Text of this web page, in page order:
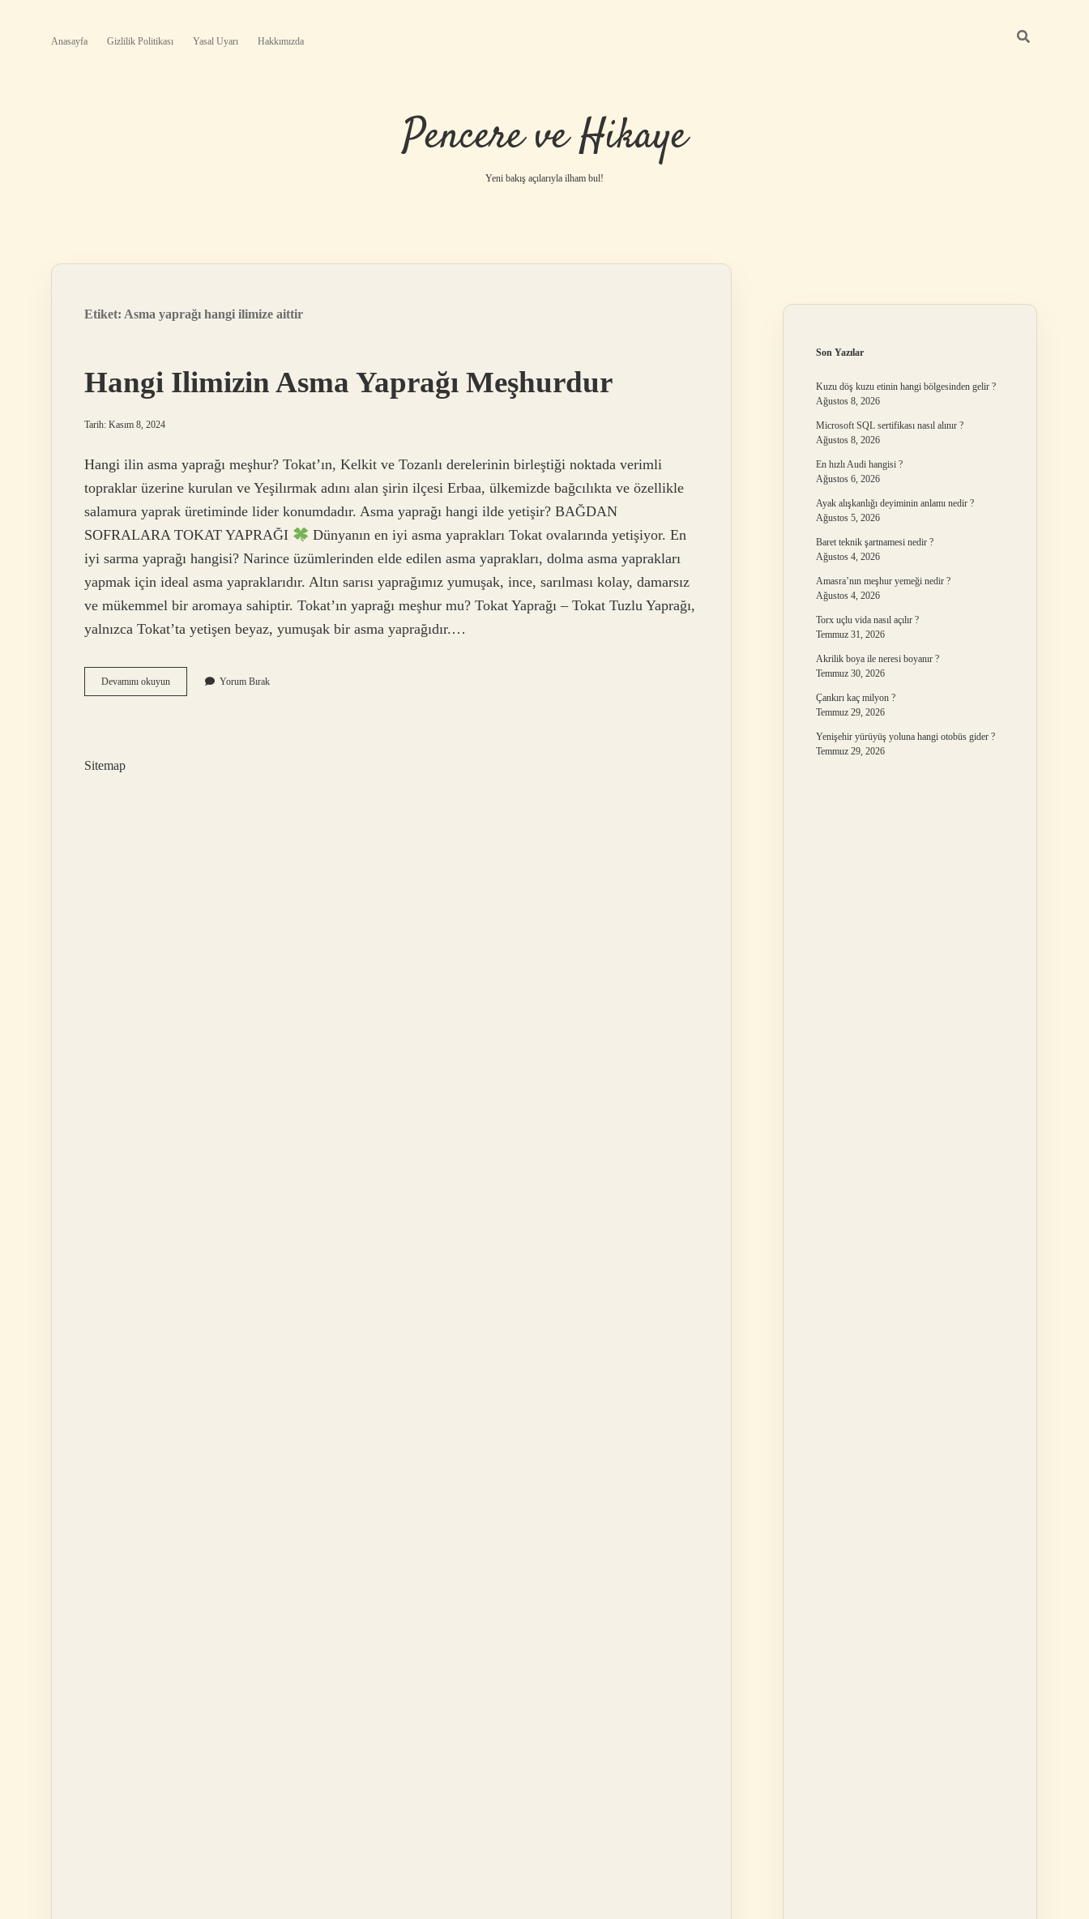
Anasayfa Gizlilik Politikası Yasal Uyarı Hakkımızda
Pencere ve Hikaye
Yeni bakış açılarıyla ilham bul!
Etiket: Asma yaprağı hangi ilimize aittir
Hangi Ilimizin Asma Yaprağı Meşhurdur
Tarih: Kasım 8, 2024
Hangi ilin asma yaprağı meşhur? Tokat’ın, Kelkit ve Tozanlı derelerinin birleştiği noktada verimli
topraklar üzerine kurulan ve Yeşilırmak adını alan şirin ilçesi Erbaa, ülkemizde bağcılıkta ve özellikle
salamura yaprak üretiminde lider konumdadır. Asma yaprağı hangi ilde yetişir? BAĞDAN
SOFRALARA TOKAT YAPRAĞI
Dünyanın en iyi asma yaprakları Tokat ovalarında yetişiyor. En
iyi sarma yaprağı hangisi? Narince üzümlerinden elde edilen asma yaprakları, dolma asma yaprakları
yapmak için ideal asma yapraklarıdır. Altın sarısı yaprağımız yumuşak, ince, sarılması kolay, damarsız
ve mükemmel bir aromaya sahiptir. Tokat’ın yaprağı meşhur mu? Tokat Yaprağı – Tokat Tuzlu Yaprağı,
yalnızca Tokat’ta yetişen beyaz, yumuşak bir asma yaprağıdır.…
Devamını okuyunHangi
Ilimizin
Yorum Bırak
Sitemap
Son Yazılar
Kuzu döş kuzu etinin hangi bölgesinden gelir ?
Ağustos 8, 2026
Microsoft SQL sertifikası nasıl alınır ?
Ağustos 8, 2026
En hızlı Audi hangisi ?
Ağustos 6, 2026
Ayak alışkanlığı deyiminin anlamı nedir ?
Ağustos 5, 2026
Baret teknik şartnamesi nedir ?
Ağustos 4, 2026
Amasra’nın meşhur yemeği nedir ?
Ağustos 4, 2026
Torx uçlu vida nasıl açılır ?
Temmuz 31, 2026
Akrilik boya ile neresi boyanır ?
Temmuz 30, 2026
Çankırı kaç milyon ?
Temmuz 29, 2026
Yenişehir yürüyüş yoluna hangi otobüs gider ?
Temmuz 29, 2026